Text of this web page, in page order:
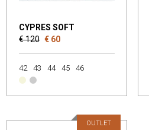
CYPRES SOFT
€ 120 € 60
42 43 44 45 46
OUTLET